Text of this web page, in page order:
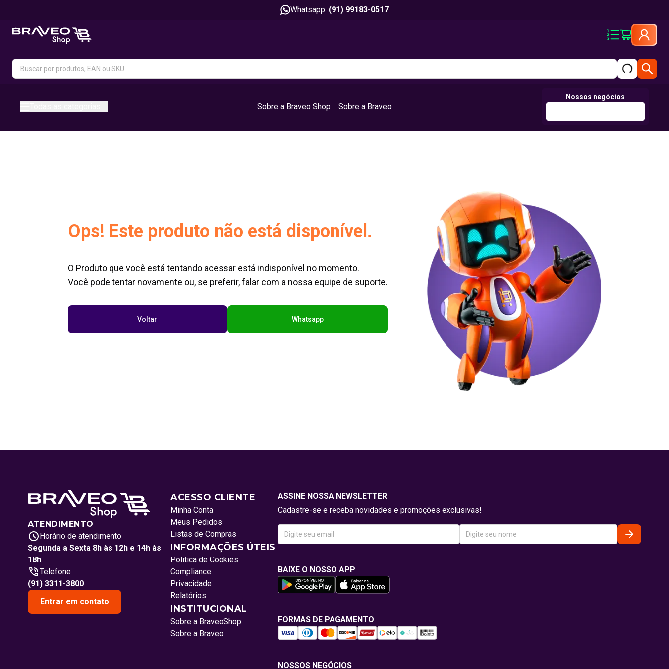
Whatsapp: (91) 99183-0517
Sobre a Braveo Shop Sobre a Braveo
Nossos negócios
Ops! Este produto não está disponível.
O Produto que você está tentando acessar está indisponível no momento.
Você pode tentar novamente ou, se preferir, falar com a nossa equipe de suporte.
Voltar Whatsapp
ATENDIMENTO
Horário de atendimento
Segunda a Sexta 8h às 12h e 14h às
18h
Telefone
(91) 3311-3800
Entrar em contato
ACESSO CLIENTE
Minha Conta
Meus Pedidos
Listas de Compras
INFORMAÇÕES ÚTEIS
Política de Cookies
Compliance
Privacidade
Relatórios
INSTITUCIONAL
Sobre a BraveoShop
Sobre a Braveo
ASSINE NOSSA NEWSLETTER
Cadastre-se e receba novidades e promoções exclusivas!
BAIXE O NOSSO APP
FORMAS DE PAGAMENTO
NOSSOS NEGÓCIOS